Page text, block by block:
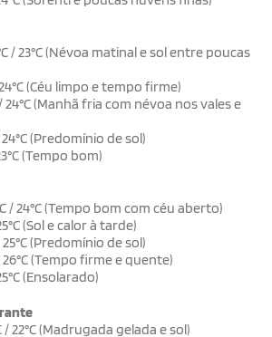
/ 23°C (Névoa matinal e sol entre poucas
(Céu limpo e tempo firme)
24°C (Manhã fria com névoa nos vales e
(Predomínio de sol)
(Tempo bom)
/ 24°C (Tempo bom com céu aberto)
(Sol e calor à tarde)
25°C (Predomínio de sol)
26°C (Tempo firme e quente)
(Ensolarado)
/ 22°C (Madrugada gelada e sol)